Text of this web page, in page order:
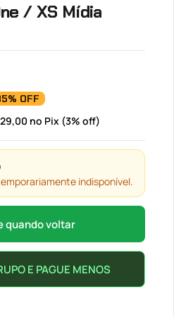
/ XS Mídia
OFF
29,00 no Pix (3% off)
indisponível.
quando voltar
E PAGUE MENOS